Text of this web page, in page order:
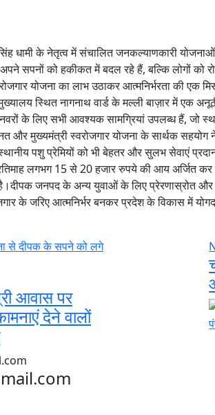
धामी के नेतृत्व में संचालित जनकल्याणकारी
सपनों को हकीकत में बदल रहे हैं, बल्कि लोगों को
योजना का लाभ उठाकर आत्मनिर्भरता की एक
स्थित नागनाथ वार्ड के मल्ली बाज़ार में एक
के लिए सभी आवश्यक सामग्रियां उपलब्ध हैं, जो
और मुख्यमंत्री स्वरोजगार योजना के सार्थक
पशु प्रेमियों को भी बेहतर और सुलभ सेवाएं
लगभग 15 से 20 हजार रुपये की आय अर्जित कर
जनपद के अन्य युवाओं के लिए प्रेरणास्रोत और
के जरिए आत्मनिर्भर बनकर प्रदेश के विकास में
आवास पर
देने वालों